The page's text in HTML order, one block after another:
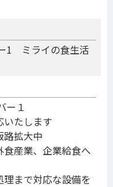
1 ミライの食生活
ー１
たします
拡大中
産業、企業給食へ
理まで対応な設備を